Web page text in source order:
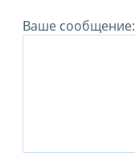
Ваше сообщение: